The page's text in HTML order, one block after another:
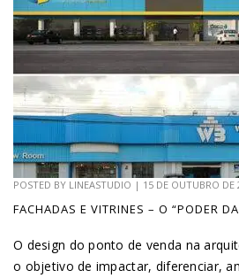
POSTED BY LINEASTUDIO | 15 DE OUTUBRO DE
FACHADAS E VITRINES – O “PODER
O design do ponto de venda na
o objetivo de impactar, diferenciar,